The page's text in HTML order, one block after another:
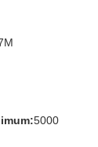
5000